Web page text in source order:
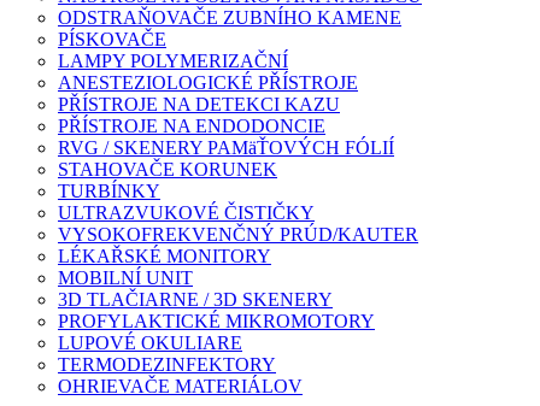
ODSTRAŇOVAČE ZUBNÍHO KAMENE
PÍSKOVAČE
LAMPY POLYMERIZAČNÍ
ANESTEZIOLOGICKÉ PŘÍSTROJE
PŘÍSTROJE NA DETEKCI KAZU
PŘÍSTROJE NA ENDODONCIE
RVG / SKENERY PAMäŤOVÝCH FÓLIÍ
STAHOVAČE KORUNEK
TURBÍNKY
ULTRAZVUKOVÉ ČISTIČKY
VYSOKOFREKVENČNÝ PRÚD/KAUTER
LÉKAŘSKÉ MONITORY
MOBILNÍ UNIT
3D TLAČIARNE / 3D SKENERY
PROFYLAKTICKÉ MIKROMOTORY
LUPOVÉ OKULIARE
TERMODEZINFEKTORY
OHRIEVAČE MATERIÁLOV